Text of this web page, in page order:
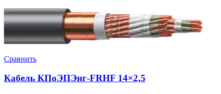
Сравнить
Кабель КПоЭПЭнг-FRHF 14×2,5